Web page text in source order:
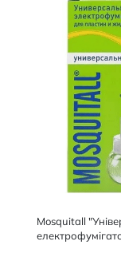
Mosquitall